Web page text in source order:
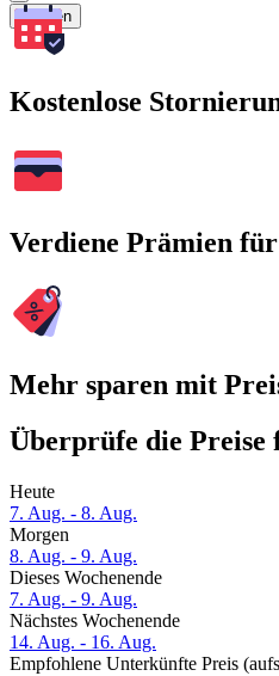
Suchen
Kostenlose
Verdiene Prämien
Mehr sparen mit
Überprüfe die Preise
Heute
7. Aug. - 8. Aug.
Morgen
8. Aug. - 9. Aug.
Dieses Wochenende
7. Aug. - 9. Aug.
Nächstes Wochenende
14. Aug. - 16. Aug.
Empfohlene Unterkünfte Preis